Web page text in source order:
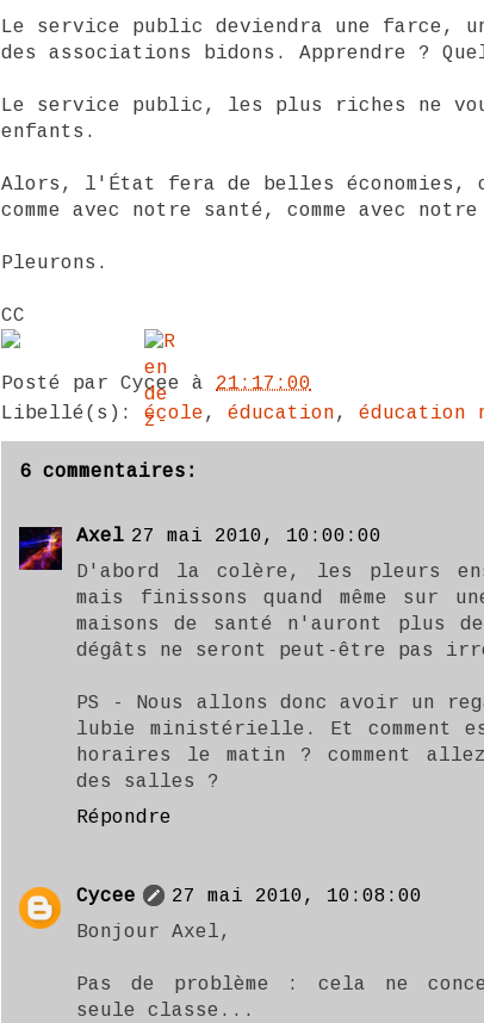
Le service public deviendra une farce,
des associations bidons. Apprendre ?
Le service public, les plus riches ne
enfants.
Alors, l'État fera de belles économies,
comme avec notre santé, comme avec
Pleurons.
CC
Posté par Cycee à 21:17:00
Libellé(s): école, éducation, éducation
6 commentaires:
Axel 27 mai 2010, 10:00:00
D'abord la colère, les pleurs
mais finissons quand même sur
maisons de santé n'auront plus
dégâts ne seront peut-être pas
PS - Nous allons donc avoir un
lubie ministérielle. Et comment
horaires le matin ? comment
des salles ?
Répondre
Cycee
27 mai 2010, 10:08:00
Bonjour Axel,
Pas de problème : cela ne
seule classe...